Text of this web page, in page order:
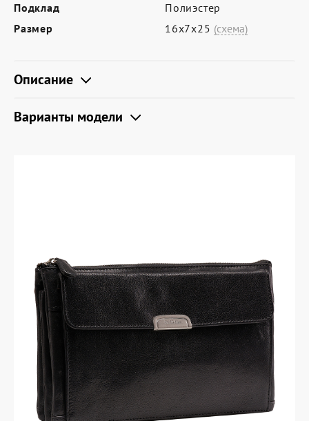
Подклад
Полиэстер
Размер
16х7х25 (схема)
Описание
Варианты модели